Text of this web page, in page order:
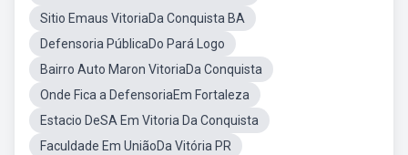
Sitio Emaus VitoriaDa Conquista BA
Defensoria PúblicaDo Pará Logo
Bairro Auto Maron VitoriaDa Conquista
Onde Fica a DefensoriaEm Fortaleza
Estacio DeSA Em Vitoria Da Conquista
Faculdade Em UniãoDa Vitória PR